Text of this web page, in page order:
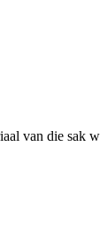
van die sak